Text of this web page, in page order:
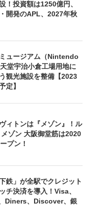
！投資額は1250億円、
開発のAPL、2027年秋
ュージアム（Nintendo
堂宇治小倉工場用地に
観光施設を整備【2023
定】
ィトンは『メゾン』！ル
ゾン 大阪御堂筋は2020
プン！
鉄」が全駅でクレジット
チ決済を導入！Visa、
Diners、Discover、銀